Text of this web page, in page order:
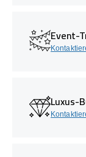
Event-
Luxus-